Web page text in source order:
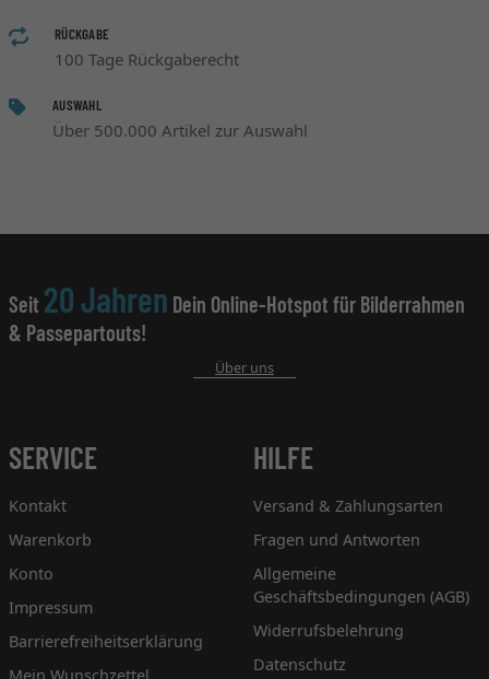
RÜCKGABE
100 Tage Rückgaberecht
AUSWAHL
Über 500.000 Artikel zur Auswahl
Seit 20 Jahren Dein Online-Hotspot für Bilderrahmen
& Passepartouts!
Über uns
SERVICE
Kontakt
Warenkorb
Konto
Impressum
Barrierefreiheitserklärung
HILFE
Versand & Zahlungsarten
Fragen und Antworten
Allgemeine
Geschäftsbedingungen (AGB)
Widerrufsbelehrung
Datenschutz